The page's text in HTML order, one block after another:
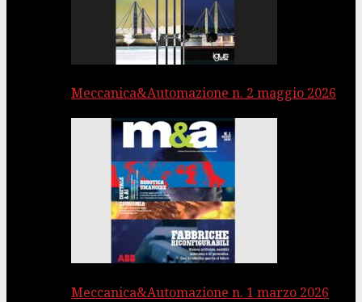
Meccanica&Automazione n. 2 maggio 2026
Meccanica&Automazione n. 1 marzo 2026